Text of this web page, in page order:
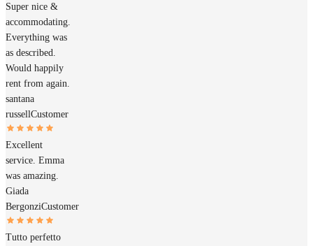
Super nice &
accommodating.
Everything was
as described.
Would happily
rent from again.
santana
russellCustomer
Excellent
service. Emma
was amazing.
Giada
BergonziCustomer
Tutto perfetto